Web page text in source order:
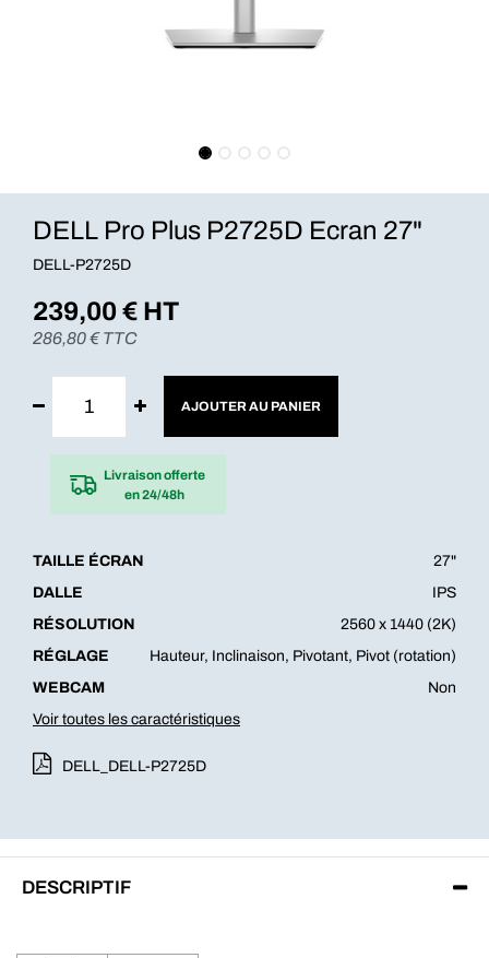
DELL Pro Plus P2725D Ecran 27"
DELL-P2725D
239,00€ HT
286,80€ TTC
AJOUTER AU PANIER
Livraison offerte
en 24/48h
TAILLE ÉCRAN
27"
DALLE
IPS
RÉSOLUTION
2560 x 1440 (2K)
RÉGLAGE
Hauteur, Inclinaison, Pivotant, Pivot (rotation)
WEBCAM
Non
Voir toutes les caractéristiques
DELL_DELL-P2725D
DESCRIPTIF